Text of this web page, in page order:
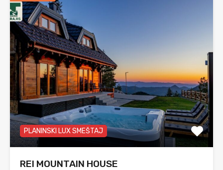
PLANINSKI LUX SMEŠTAJ
REI MOUNTAIN HOUSE